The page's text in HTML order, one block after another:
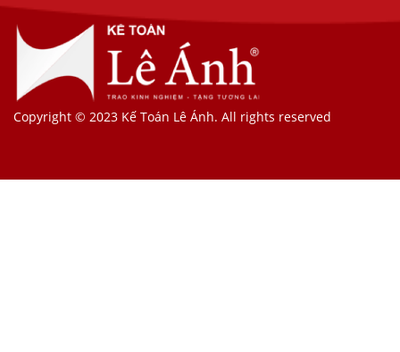
Copyright © 2023 Kế Toán Lê Ánh. All rights reserved